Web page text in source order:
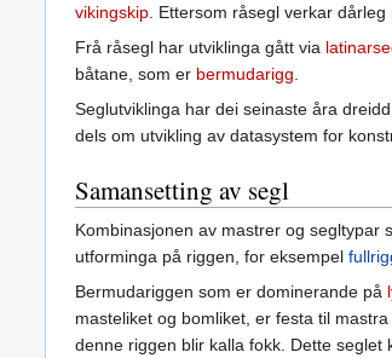
vikingskip . Ettersom råsegl verkar
Frå råsegl har utviklinga gått via
båtane, som er bermudarigg
Seglutviklinga har dei seinaste åra
dels om utvikling av datasystem for
Samansetting av segl
Kombinasjonen av mastrer og segltypar
utforminga på riggen, for eksempel
Bermudariggen som er dominerande på
masteliket og bomliket, er festa til
denne riggen blir kalla fokk. Dette